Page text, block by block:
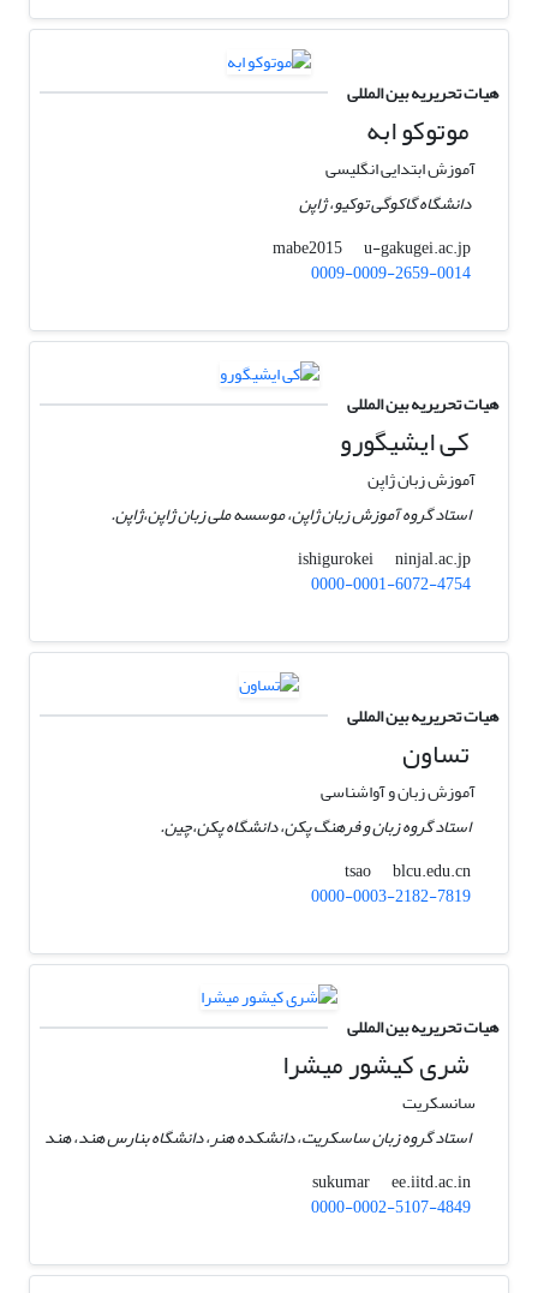
هیات تحریریه بین المللی
موتوکو ابه
آموزش ابتدایی انگلیسی
دانشگاه گاکوگی توکیو، ژاپن
mabe2015
u-gakugei.ac.jp
0009-0009-2659-0014
هیات تحریریه بین المللی
کی ایشیگورو
آموزش زبان ژاپن
استاد گروه آموزش زبان ژاپن، موسسه ملی زبان ژاپن،‌ژاپن.
ishigurokei
ninjal.ac.jp
0000-0001-6072-4754
هیات تحریریه بین المللی
تساون
آموزش زبان و آواشناسی
استاد گروه زبان و فرهنگ پکن، دانشگاه پکن،‌چین.
tsao
blcu.edu.cn
0000-0003-2182-7819
هیات تحریریه بین المللی
شری کیشور میشرا
سانسکریت
استاد گروه زبان ساسکریت، دانشکده هنر، دانشگاه بنارس هند، هند
sukumar
ee.iitd.ac.in
0000-0002-5107-4849